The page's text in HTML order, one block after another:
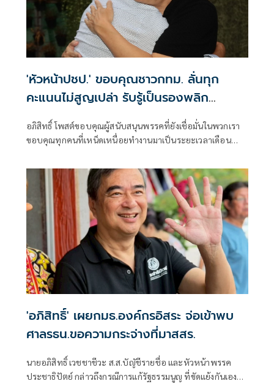
'หัวหน้าปชป.' ขอบคุณชาวกทม. ลั่นทุก
คะแนนไม่สูญเปล่า รับรู้เป็นรองพลิก
สถานการณ์ไม่ง่าย
อภิสิทธิ์ โพสต์ขอบคุณผู้สนับสนุนพรรคที่ยังเชื่อมั่นในพวกเรา
ขอบคุณทุกคนที่เหน็ดเหนื่อยทำงานมาเป็นระยะเวลาเดือน
'อภิสิทธิ์' เผยกมธ.องค์กรอิสระ จ่อเข้าพบ
ศาลรธน.ขอความกระจ่างที่มาสสร.
นายอภิสิทธิ์ เวชชาชีวะ ส.ส.บัญัชีรายชื่อ และหัวหน้าพรรค
ประชาธิปัตย์ กล่าวถึงกรณีการแก้รัฐธรรมนูญ ที่ขัดแย้งกันเอง